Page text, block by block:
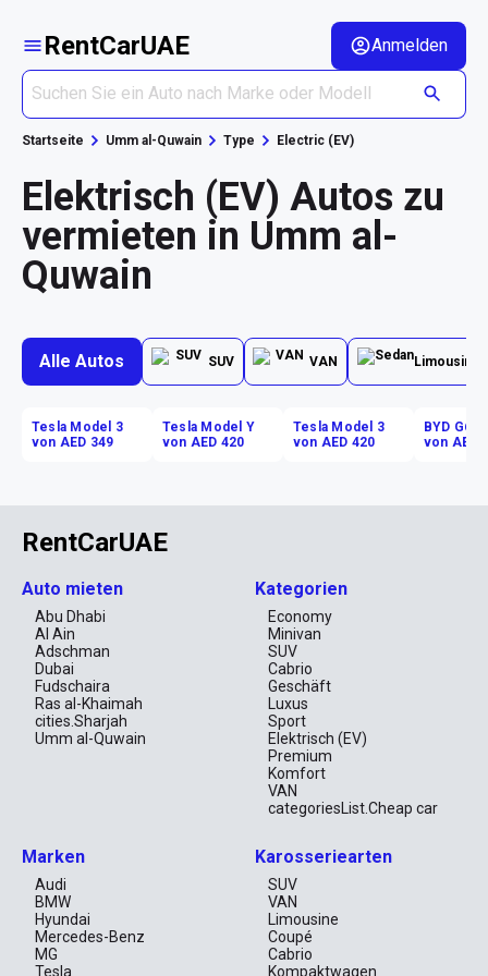
RentCarUAE Anmelden
Startseite Umm al-Quwain Type Electric (EV)
Elektrisch (EV) Autos zu
vermieten in Umm al-
Quwain
Alle Autos SUV VAN Limousine
Tesla Model 3
von AED 349
Tesla Model Y
von AED 420
Tesla Model 3
von AED 420
BYD G6
von AED
RentCarUAE
Auto mieten
Abu Dhabi
Al Ain
Adschman
Dubai
Fudschaira
Ras al-Khaimah
cities.Sharjah
Umm al-Quwain
Kategorien
Economy
Minivan
SUV
Cabrio
Geschäft
Luxus
Sport
Elektrisch (EV)
Premium
Komfort
VAN
categoriesList.Cheap car
Marken
Audi
BMW
Hyundai
Mercedes-Benz
MG
Tesla
Karosseriearten
SUV
VAN
Limousine
Coupé
Cabrio
Kompaktwagen